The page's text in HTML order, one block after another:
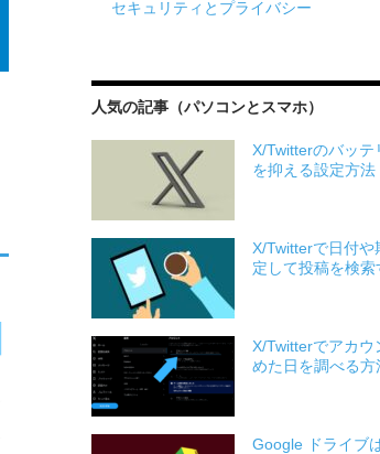
セキュリティとプライバシー
人気の記事（パソコンとスマホ）
X/Twitterのバッテ
を抑える設定方法
X/Twitterで日付や
定して投稿を検索
X/Twitterでアカウ
めた日を調べる方
Google ドライブ